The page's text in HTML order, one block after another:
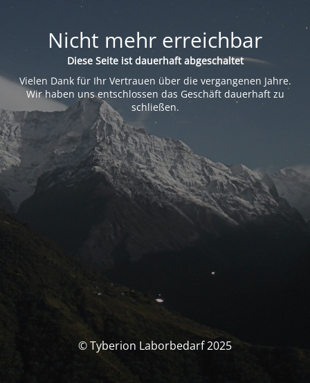
Nicht mehr erreichbar
Diese Seite ist dauerhaft abgeschaltet
Vielen Dank für Ihr Vertrauen über die vergangenen Jahre.
Wir haben uns entschlossen das Geschäft dauerhaft zu
schließen.
© Tyberion Laborbedarf 2025